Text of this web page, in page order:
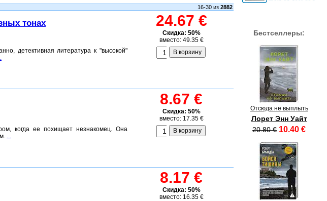
16-30 из 2882
тонах
детективная литература к "высокой"
24.67 €
Скидка: 50%
вместо: 49.35 €
когда ее похищает незнакомец. Она
...
8.67 €
Скидка: 50%
вместо: 17.35 €
8.17 €
Скидка: 50%
вместо: 16.35 €
Бестселлеры:
Отсюда не выплыть
Лорет Энн Уайт
20.80 € 10.40 €